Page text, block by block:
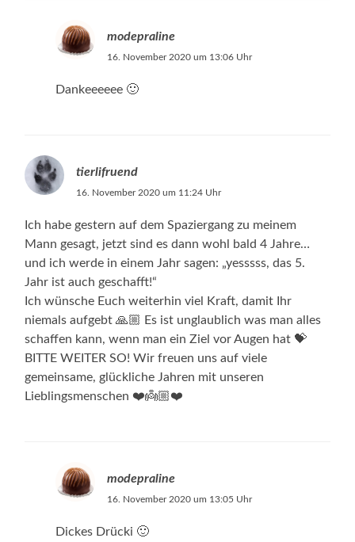
modepraline
16. November 2020 um 13:06 Uhr
Dankeeeeee 🙂
tierlifruend
16. November 2020 um 11:24 Uhr
Ich habe gestern auf dem Spaziergang zu meinem
Mann gesagt, jetzt sind es dann wohl bald 4 Jahre…
und ich werde in einem Jahr sagen: „yesssss, das 5.
Jahr ist auch geschafft!“
Ich wünsche Euch weiterhin viel Kraft, damit Ihr
niemals aufgebt 🙏🏼 Es ist unglaublich was man alles
schaffen kann, wenn man ein Ziel vor Augen hat 💝
BITTE WEITER SO! Wir freuen uns auf viele
gemeinsame, glückliche Jahren mit unseren
Lieblingsmenschen ❤️👼🏼❤️
modepraline
16. November 2020 um 13:05 Uhr
Dickes Drücki 🙂